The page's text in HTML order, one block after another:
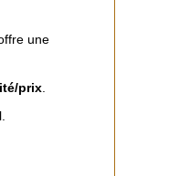
une
prix